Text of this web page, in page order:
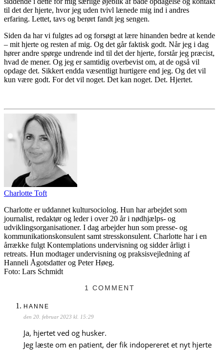
til det der hjerte, hvor jeg uden tvivl lænede mig ind i andres
erfaring. Lettet, tavs og berørt fandt jeg sengen.
Siden da har vi fulgtes ad og forsøgt at lære hinanden bedre at kende
– mit hjerte og resten af mig. Og det går faktisk godt. Når jeg i dag
hører andre spørge undrende ind til det der hjerte, forstår jeg præcist,
hvad de mener. Og jeg er samtidig overbevist om, at de også vil
opdage det. Sikkert endda væsentligt hurtigere end jeg. Og det vil
kun være godt. For det vil noget. Det kan noget. Det. Hjertet.
Charlotte Toft
Charlotte er uddannet kultursociolog. Hun har arbejdet som
journalist, redaktør og leder i over 20 år i nødhjælps- og
udviklingsorganisationer. I dag arbejder hun som presse- og
kommunikationskonsulent samt stresskonsulent. Charlotte har i en
årrække fulgt Kontemplations undervisning og sidder årligt i
retreats. Hun modtager undervisning og praksisvejledning af
Hanneli Ågotsdatter og Peter Høeg.
Foto: Lars Schmidt
1 COMMENT
HANNE
den 20. februar 2023 kl. 15:29
Ja, hjertet ved og husker.
Jeg læste om en patient, der fik indopereret et nyt hjerte